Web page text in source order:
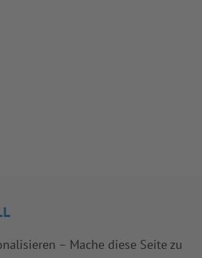
– Mache diese Seite zu